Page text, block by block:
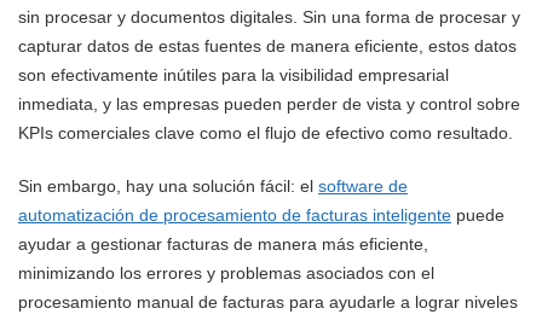
sin procesar y documentos digitales. Sin una forma de procesar y
capturar datos de estas fuentes de manera eficiente, estos datos
son efectivamente inútiles para la visibilidad empresarial
inmediata, y las empresas pueden perder de vista y control sobre
KPIs comerciales clave como el flujo de efectivo como resultado.
Sin embargo, hay una solución fácil: el software de
automatización de procesamiento de facturas inteligente puede
ayudar a gestionar facturas de manera más eficiente,
minimizando los errores y problemas asociados con el
procesamiento manual de facturas para ayudarle a lograr niveles